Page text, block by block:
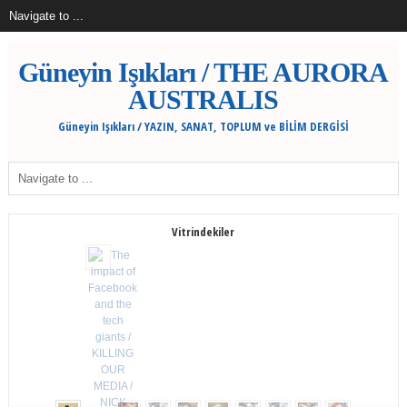
Güneyin Işıkları / THE AURORA
AUSTRALIS
Güneyin Işıkları / YAZIN, SANAT, TOPLUM ve BİLİM DERGİSİ
Vitrindekiler